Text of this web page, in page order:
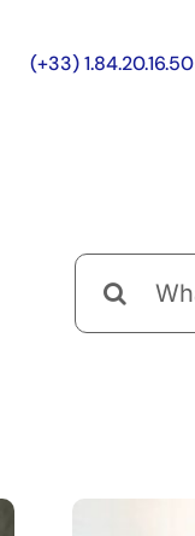
(+33) 1.84.20.16.50
Rechercher: